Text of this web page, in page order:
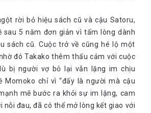
rời bỏ hiệu sách cũ và cậu Satoru,
sau 5 năm đơn giản vì tấm lòng dành
sách cũ. Cuộc trở về cũng hé lộ một
đó Takako thêm thấu cảm với cuộc
bị người vợ bỏ lại vẫn lặng im chịu
Momoko chỉ vì “đấy là người mà cậu
mẽ bước ra khỏi sự im lặng, cam
nỗi đau, đã có thể mở lòng kết giao với